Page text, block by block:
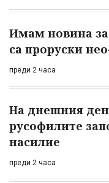
Имам новина за
са проруски
преди 2 часа
На днешния
русофилите
насилие
преди 2 часа